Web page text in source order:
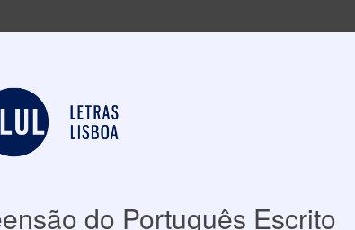
do Português Escrito